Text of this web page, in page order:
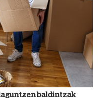
baldintzak